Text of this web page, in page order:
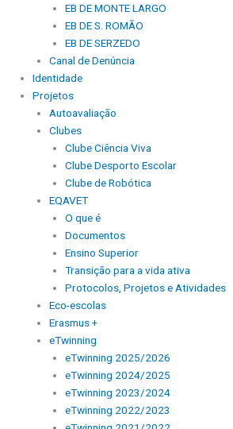
EB DE MONTE LARGO
EB DE S. ROMÃO
EB DE SERZEDO
Canal de Denúncia
Identidade
Projetos
Autoavaliação
Clubes
Clube Ciência Viva
Clube Desporto Escolar
Clube de Robótica
EQAVET
O que é
Documentos
Ensino Superior
Transição para a vida ativa
Protocolos, Projetos e Atividades
Eco-escolas
Erasmus +
eTwinning
eTwinning 2025/2026
eTwinning 2024/2025
eTwinning 2023/2024
eTwinning 2022/2023